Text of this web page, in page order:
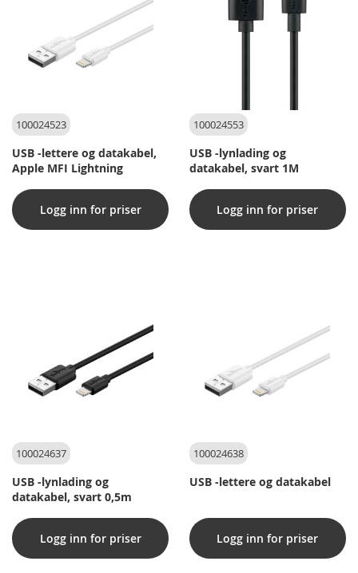
100024523
USB -lettere og datakabel,
Apple MFI Lightning
Logg inn for priser
100024553
USB -lynlading og
datakabel, svart 1M
Logg inn for priser
100024637
USB -lynlading og
datakabel, svart 0,5m
Logg inn for priser
100024638
USB -lettere og datakabel
Logg inn for priser